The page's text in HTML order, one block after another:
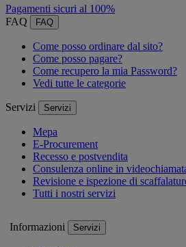
Pagamenti sicuri al 100%
FAQ
FAQ
Come posso ordinare dal sito?
Come posso pagare?
Come recupero la mia Password?
Vedi tutte le categorie
Servizi Servizi
Mepa
E-Procurement
Recesso e postvendita
Consulenza online in
Revisione e ispezione di
Tutti i nostri servizi
Informazioni Servizi